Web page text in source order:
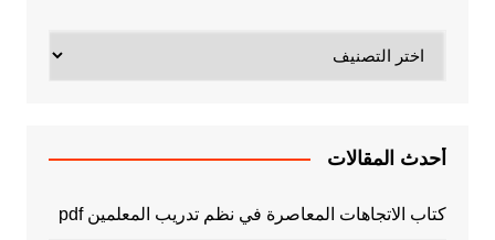
أحدث المقالات
كتاب الاتجاهات المعاصرة في نظم تدريب المعلمين pdf